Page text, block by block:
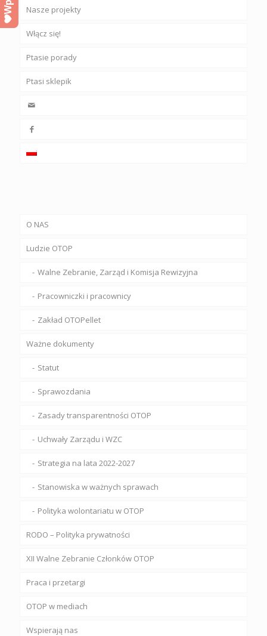
Nasze projekty
Włącz się!
Ptasie porady
Ptasi sklepik
O NAS
Ludzie OTOP
Walne Zebranie, Zarząd i Komisja Rewizyjna
Pracowniczki i pracownicy
Zakład OTOPellet
Ważne dokumenty
Statut
Sprawozdania
Zasady transparentności OTOP
Uchwały Zarządu i WZC
Strategia na lata 2022-2027
Stanowiska w ważnych sprawach
Polityka wolontariatu w OTOP
RODO – Polityka prywatności
XII Walne Zebranie Członków OTOP
Praca i przetargi
OTOP w mediach
Wspierają nas